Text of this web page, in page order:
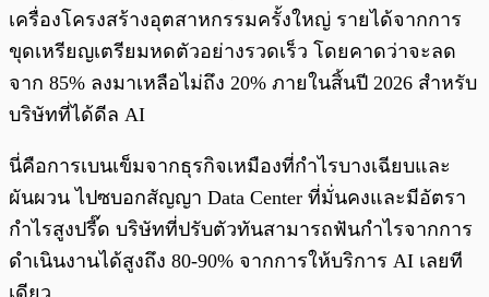
เครื่องโครงสร้างอุตสาหกรรมครั้งใหญ่ รายได้จากการ
ขุดเหรียญเตรียมหดตัวอย่างรวดเร็ว โดยคาดว่าจะลด
จาก 85% ลงมาเหลือไม่ถึง 20% ภายในสิ้นปี 2026 สำหรับ
บริษัทที่ได้ดีล AI
นี่คือการเบนเข็มจากธุรกิจเหมืองที่กำไรบางเฉียบและ
ผันผวน ไปซบอกสัญญา Data Center ที่มั่นคงและมีอัตรา
กำไรสูงปรี๊ด บริษัทที่ปรับตัวทันสามารถฟันกำไรจากการ
ดำเนินงานได้สูงถึง 80-90% จากการให้บริการ AI เลยที
เดียว